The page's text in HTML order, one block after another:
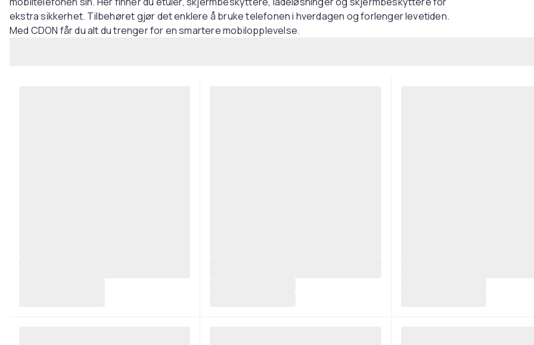
ekstra sikkerhet. Tilbehøret gjør det enklere å bruke telefonen i hverdagen og forlenger levetiden.
Med CDON får du alt du trenger for en smartere mobilopplevelse.